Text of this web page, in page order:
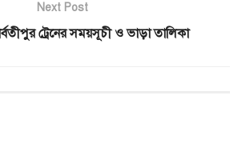
Next Post
ট্রেনের সময়সূচী ও ভাড়া তালিকা